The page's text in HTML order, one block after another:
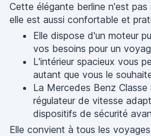
Cette élégante berline n'est pas
elle est aussi confortable et
Elle dispose d'un moteur
vos besoins pour un
L'intérieur spacieux vous
autant que vous le
La Mercedes Benz Classe
régulateur de vitesse
dispositifs de sécurité
Elle convient à tous les